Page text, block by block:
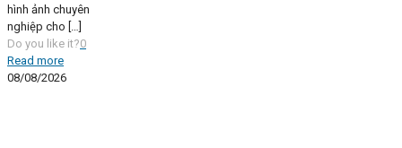
hình ảnh chuyên
nghiệp cho […]
Do you like it?0
Read more
08/08/2026